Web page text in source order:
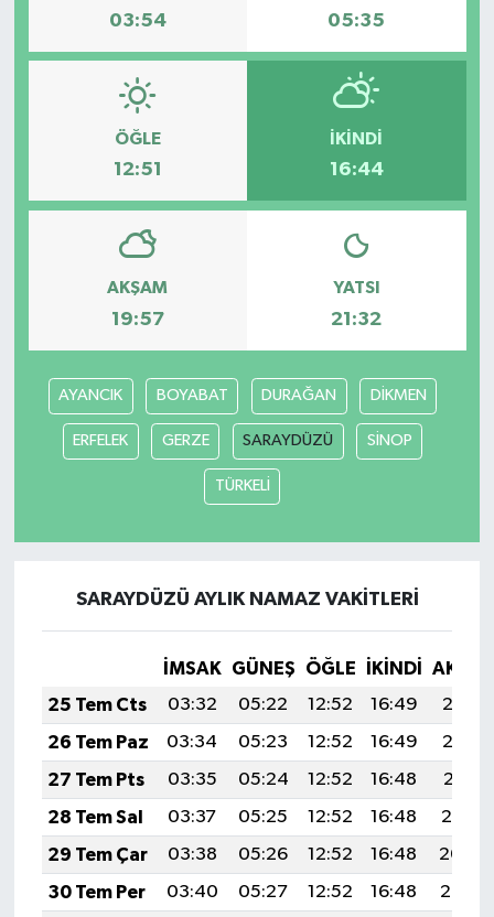
03:54 05:35
ÖĞLE
12:51
İKINDI
16:44
AKŞAM
19:57
YATSI
21:32
AYANCIK BOYABAT DURAĞAN DİKMEN
ERFELEK GERZE SARAYDÜZÜ SİNOP
TÜRKELİ
SARAYDÜZÜ AYLIK NAMAZ VAKITLERI
İMSAK GÜNEŞ ÖĞLE İKINDI
25 Tem Cts
03:32 05:22 12:52 16:49
20:13
26 Tem Paz
03:34 05:23 12:52 16:49
20:12
27 Tem Pts
03:35 05:24 12:52 16:48
20:11
28 Tem Sal
03:37 05:25 12:52 16:48
20:10
29 Tem Çar
03:38 05:26 12:52 16:48
20:09
30 Tem Per
03:40 05:27 12:52 16:48
20:08